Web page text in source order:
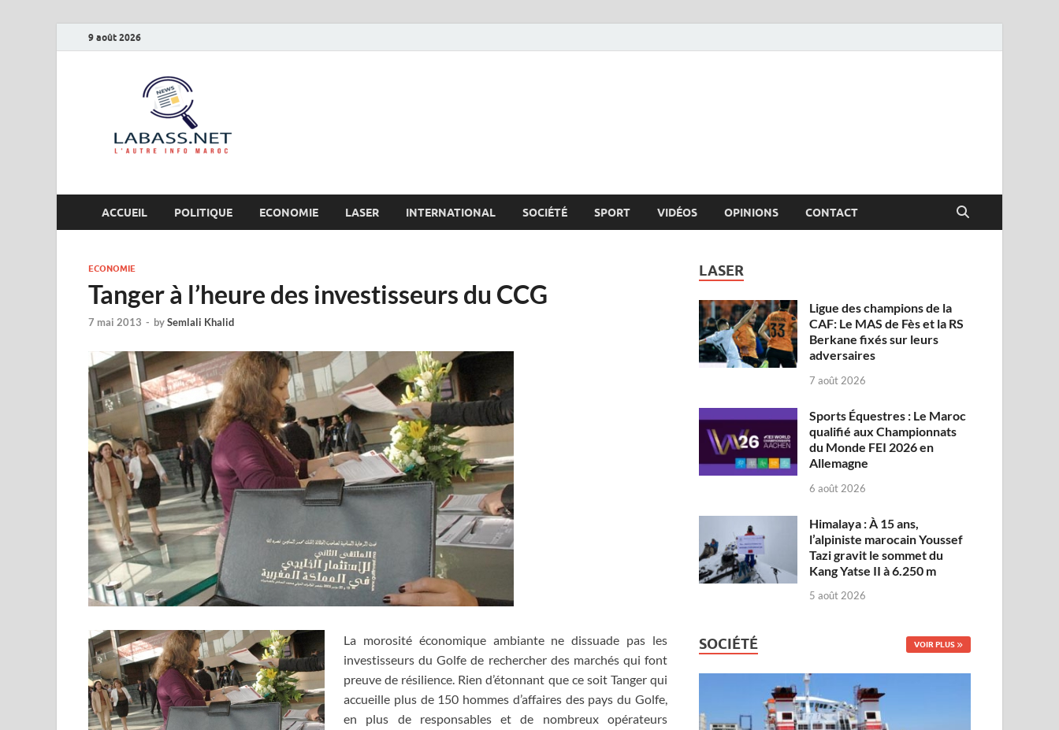
9 août 2026
ACCUEIL POLITIQUE ECONOMIE LASER INTERNATIONAL SOCIÉTÉ SPORT VIDÉOS OPINIONS CONTACT
ECONOMIE
Tanger à l’heure des investisseurs du CCG
7 mai 2013 - bySemlali Khalid
La morosité économique ambiante ne dissuade pas les
investisseurs du Golfe de rechercher des marchés qui font
preuve de résilience. Rien d’étonnant que ce soit Tanger qui
accueille plus de 150 hommes d’affaires des pays du Golfe,
en plus de responsables et de nombreux opérateurs
LASER
Ligue des champions de la
CAF: Le MAS de Fès et la RS
Berkane fixés sur leurs
adversaires
7 août 2026
Sports Équestres : Le Maroc
qualifié aux Championnats
du Monde FEI 2026 en
Allemagne
6 août 2026
Himalaya : À 15 ans,
l’alpiniste marocain Youssef
Tazi gravit le sommet du
Kang Yatse II à 6.250 m
5 août 2026
SOCIÉTÉ VOIR PLUS